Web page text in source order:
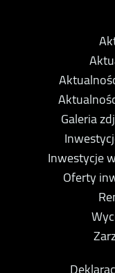
Galeria
Inwestycje
Oferty